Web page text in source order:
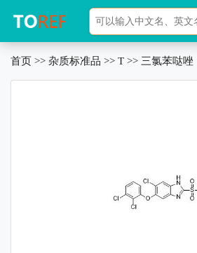
首页 >> 杂质标准品 >> T >> 三氯苯哒唑